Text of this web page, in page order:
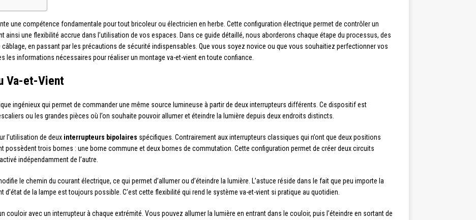
une compétence fondamentale pour tout bricoleur ou électricien en herbe. Cette configuration électrique permet de contrôler un
une flexibilité accrue dans l’utilisation de vos espaces. Dans ce guide détaillé, nous aborderons chaque étape du processus, des
en passant par les précautions de sécurité indispensables. Que vous soyez novice ou que vous souhaitiez perfectionner vos
les informations nécessaires pour réaliser un montage va-et-vient en toute confiance.
Va-et-Vient
ingénieux qui permet de commander une même source lumineuse à partir de deux interrupteurs différents. Ce dispositif est
ou les grandes pièces où l’on souhaite pouvoir allumer et éteindre la lumière depuis deux endroits distincts.
l’utilisation de deux interrupteurs bipolaires spécifiques. Contrairement aux interrupteurs classiques qui n’ont que deux positions
possèdent trois bornes : une borne commune et deux bornes de commutation. Cette configuration permet de créer deux circuits
indépendamment de l’autre.
le chemin du courant électrique, ce qui permet d’allumer ou d’éteindre la lumière. L’astuce réside dans le fait que peu importe la
d’état de la lampe est toujours possible. C’est cette flexibilité qui rend le système va-et-vient si pratique au quotidien.
couloir avec un interrupteur à chaque extrémité. Vous pouvez allumer la lumière en entrant dans le couloir, puis l’éteindre en sortant de